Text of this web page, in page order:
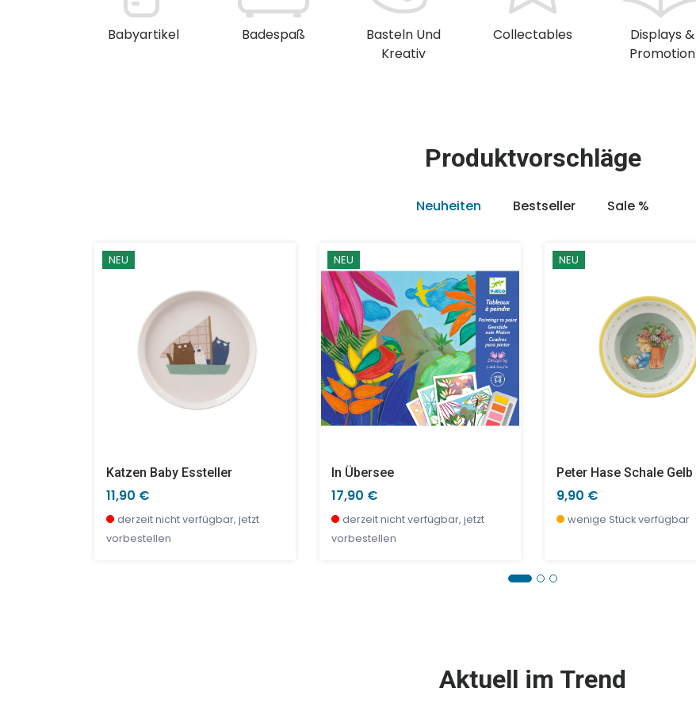
Babyartikel Badespaß
Basteln Und
Kreativ
Collectables
Displays &
Promotion
Produktvorschläge
Neuheiten Bestseller Sale %
NEU
Katzen Baby Essteller
11,90 €
derzeit nicht verfügbar, jetzt
vorbestellen
NEU
In Übersee
17,90 €
derzeit nicht verfügbar, jetzt
vorbestellen
NEU
Peter Hase Schale Gelb
9,90 €
wenige Stück verfügbar
Aktuell im Trend